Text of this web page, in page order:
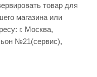
товар для
магазина или
г. Москва,
№21(сервис),